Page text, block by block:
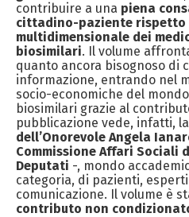
contribuire a una piena
cittadino-paziente rispetto
multidimensionale dei
biosimilari. Il volume
quanto ancora bisognoso di
informazione, entrando nel
socio-economiche del
biosimilari grazie al
pubblicazione vede, infatti, la
dell’Onorevole Angela
Commissione Affari Sociali
Deputati -, mondo
categoria, di pazienti,
comunicazione. Il volume è
contributo non condizionato